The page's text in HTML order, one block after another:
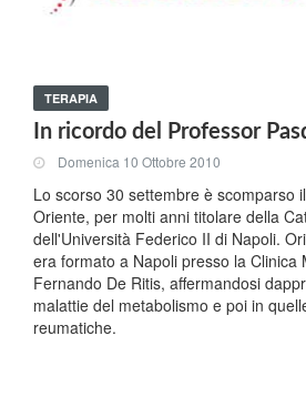
TERAPIA
In ricordo del Professor
Domenica 10 Ottobre 2010
Lo scorso 30 settembre è scomparso
Oriente, per molti anni titolare della
dell'Università Federico II di Napoli.
era formato a Napoli presso la Clinica
Fernando De Ritis, affermandosi
malattie del metabolismo e poi in
reumatiche.